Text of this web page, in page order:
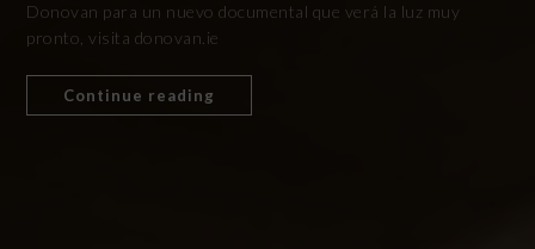
Donovan para un nuevo documental que verá la luz muy
pronto, visita donovan.ie
Continue reading